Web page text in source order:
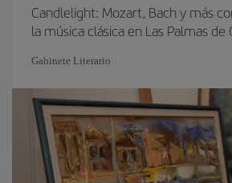
Candlelight: Mozart, Bach y más
la música clásica en Las Palmas de
Gabinete Literario